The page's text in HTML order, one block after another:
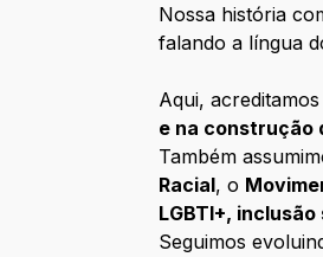
Nossa história
falando a língua
Aqui,
e na construção
Também
Racial, o
LGBTI+,
Seguimos